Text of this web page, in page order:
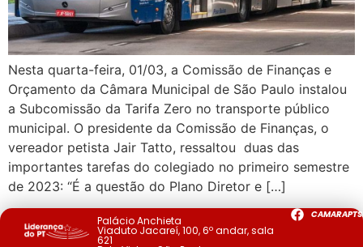
Nesta quarta-feira, 01/03, a Comissão de Finanças e
Orçamento da Câmara Municipal de São Paulo instalou
a Subcomissão da Tarifa Zero no transporte público
municipal. O presidente da Comissão de Finanças, o
vereador petista Jair Tatto, ressaltou duas das
importantes tarefas do colegiado no primeiro semestre
de 2023: “É a questão do Plano Diretor e […]
Palácio Anchieta
Viaduto Jacareí, 100, 6º andar, sala
621